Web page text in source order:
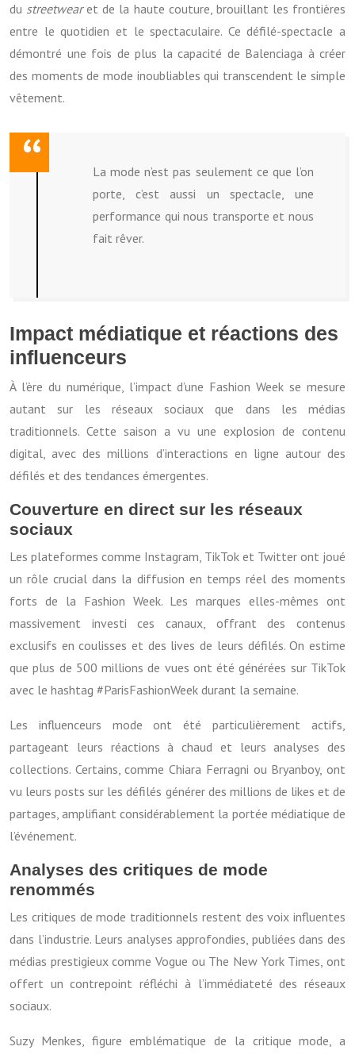
du streetwearet de la haute couture, brouillant les frontières
entre le quotidien et le spectaculaire. Ce défilé-spectacle a
démontré une fois de plus la capacité de Balenciaga à créer
des moments de mode inoubliables qui transcendent le simple
vêtement.
La mode n’est pas seulement ce que l’on
porte, c’est aussi un spectacle, une
performance qui nous transporte et nous
fait rêver.
Impact médiatique et réactions des
influenceurs
À l’ère du numérique, l’impact d’une Fashion Week se mesure
autant sur les réseaux sociaux que dans les médias
traditionnels. Cette saison a vu une explosion de contenu
digital, avec des millions d’interactions en ligne autour des
défilés et des tendances émergentes.
Couverture en direct sur les réseaux
sociaux
Les plateformes comme Instagram, TikTok et Twitter ont joué
un rôle crucial dans la diffusion en temps réel des moments
forts de la Fashion Week. Les marques elles-mêmes ont
massivement investi ces canaux, offrant des contenus
exclusifs en coulisses et des lives de leurs défilés. On estime
que plus de 500 millions de vues ont été générées sur TikTok
avec le hashtag #ParisFashionWeek durant la semaine.
Les influenceurs mode ont été particulièrement actifs,
partageant leurs réactions à chaud et leurs analyses des
collections. Certains, comme Chiara Ferragni ou Bryanboy, ont
vu leurs posts sur les défilés générer des millions de likes et de
partages, amplifiant considérablement la portée médiatique de
l’événement.
Analyses des critiques de mode
renommés
Les critiques de mode traditionnels restent des voix influentes
dans l’industrie. Leurs analyses approfondies, publiées dans des
médias prestigieux comme Vogue ou The New York Times, ont
offert un contrepoint réfléchi à l’immédiateté des réseaux
sociaux.
Suzy Menkes, figure emblématique de la critique mode, a